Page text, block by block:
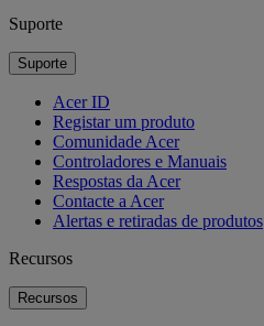
Suporte
Suporte
Acer ID
Registar um produto
Comunidade Acer
Controladores e Manuais
Respostas da Acer
Contacte a Acer
Alertas e retiradas de produtos
Recursos
Recursos